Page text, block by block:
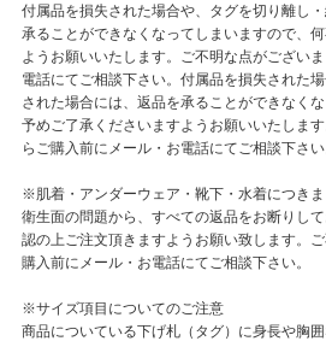
付属品を損失された場合や、タグを切り離し
承ることができなくなってしまいますので、
ようお願いいたします。ご不明な点がござい
電話にてご相談下さい。付属品を損失された
された場合には、返品を承ることができなく
予めご了承くださいますようお願いいたしま
らご購入前にメール・お電話にてご相談下さい
※肌着・アンダーウェア・靴下・水着につきま
衛生面の問題から、すべての返品をお断りし
認の上ご注文頂きますようお願い致します。
購入前にメール・お電話にてご相談下さい。
※サイズ項目についてのご注意
商品についている下げ札（タグ）に身長や胸